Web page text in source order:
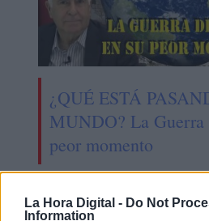
La Hora Digital - Do Not
Information
¿QUÉ ESTÁ
MUNDO? La Guerra
peor momento